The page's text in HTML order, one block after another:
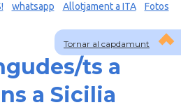
Tornar al capdamunt
whatsapp Allotjament a ITA Fotos
ts a
a Sicilia